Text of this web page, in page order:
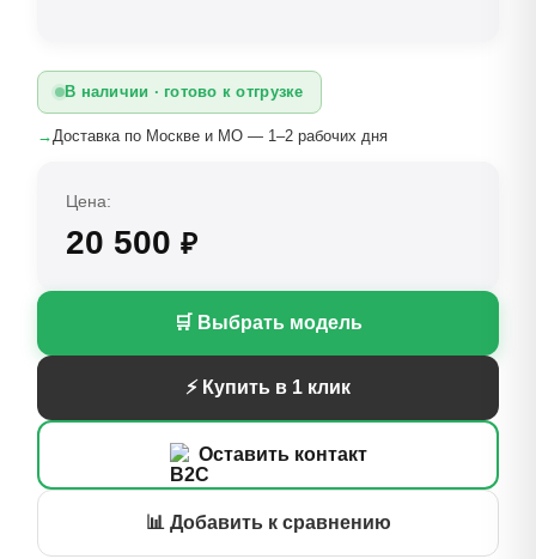
В наличии · готово к отгрузке
→Доставка по Москве и МО — 1–2 рабочих дня
Цена:
20 500 ₽
🛒 Выбрать модель
⚡ Купить в 1 клик
Оставить контакт
📊 Добавить к сравнению